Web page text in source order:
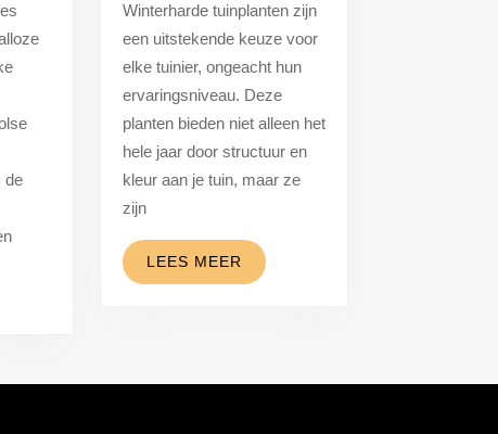
de
elk
seizoen
Winterharde tuinplanten zijn
een uitstekende keuze voor
elke tuinier, ongeacht hun
ervaringsniveau. Deze
planten bieden niet alleen het
hele jaar door structuur en
kleur aan je tuin, maar ze
zijn
LEES MEER LEES
MEER